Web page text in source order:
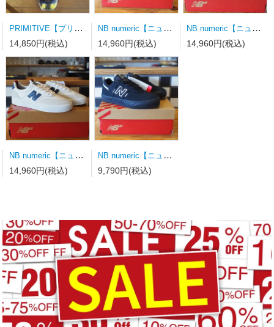
PRIMITIVE【プリミティブ】スケートボードデッキ MOTA CLASH PURPLE 8.0×31.75wb14.19
14,850円(税込)
NB numeric【ニューバランス】スケートシューズ UN808LSC
14,960円(税込)
NB numeric【ニューバランス】スケートシューズ UN340YRW 23.0ｃｍ
14,960円(税込)
NB numeric【ニューバランス】スケートシューズ UN340WVS
14,960円(税込)
NB numeric【ニューバランス】スケートシューズ Y306BSD キッズ
9,790円(税込)